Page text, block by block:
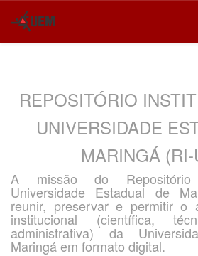
REPOSITÓRIO
UNIVERSIDADE
MARINGÁ
A missão do Repositório
Universidade Estadual de
reunir, preservar e permitir o
institucional (científica,
administrativa) da
Maringá em formato digital.